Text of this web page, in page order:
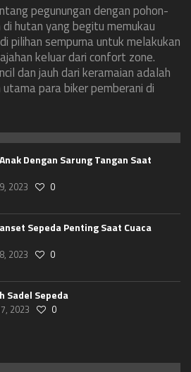
pegunungan dengan pohon-
di hutan yang begitu memukau
pilihan sempurna untuk melakukan
keluar dari confort zone.
dan jauh dari keramaian adalah
utama para biker pemberani di
Dengan Sarung Tangan Saat
2023 0
Sepeda Penting Saat Cuaca
2023 0
Sadel Sepeda
2023 0